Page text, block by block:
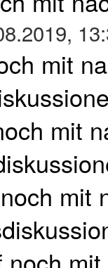
mit
mit
mit